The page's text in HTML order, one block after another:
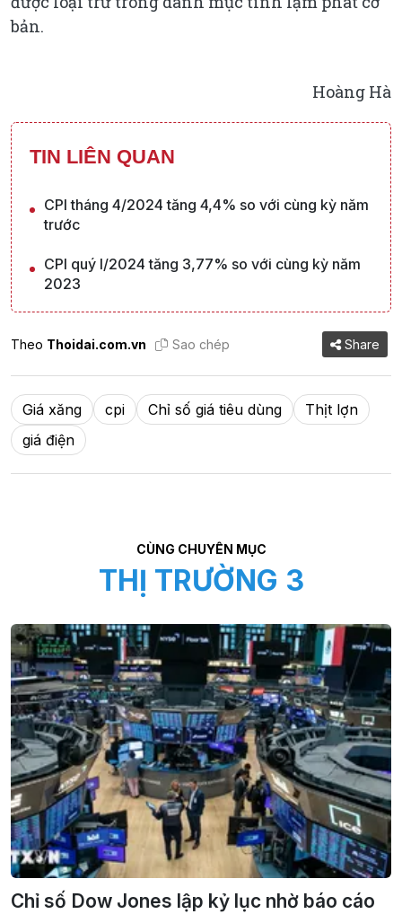
bản.
Hoàng Hà
TIN LIÊN QUAN
CPI tháng 4/2024 tăng 4,4% so với cùng kỳ năm
trước
CPI quý I/2024 tăng 3,77% so với cùng kỳ năm
2023
Theo Thoidai.com.vn Sao chép Share
Giá xăng cpi Chỉ số giá tiêu dùng
Thịt lợn
giá điện
CÙNG CHUYÊN MỤC
THỊ TRƯỜNG 3
Chỉ số Dow Jones lập kỷ lục nhờ báo cáo